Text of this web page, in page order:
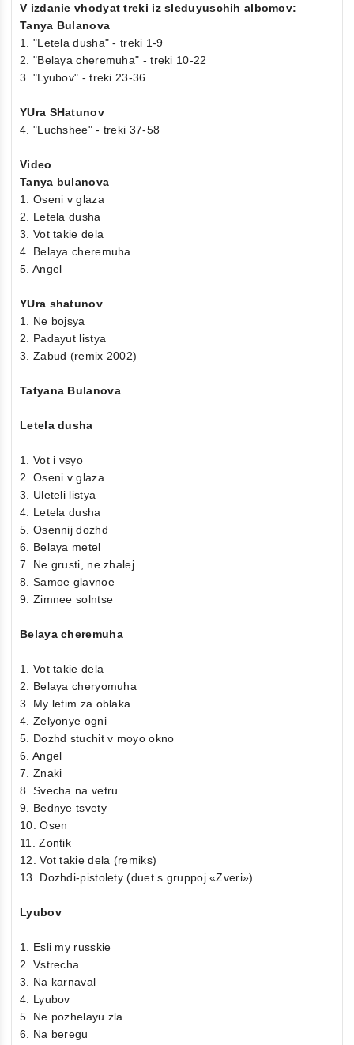
V izdanie vhodyat treki iz sleduyuschih albomov:
Tanya Bulanova
1. "Letela dusha" - treki 1-9
2. "Belaya cheremuha" - treki 10-22
3. "Lyubov" - treki 23-36
YUra SHatunov
4. "Luchshee" - treki 37-58
Video
Tanya bulanova
1. Oseni v glaza
2. Letela dusha
3. Vot takie dela
4. Belaya cheremuha
5. Angel
YUra shatunov
1. Ne bojsya
2. Padayut listya
3. Zabud (remix 2002)
Tatyana Bulanova
Letela dusha
1. Vot i vsyo
2. Oseni v glaza
3. Uleteli listya
4. Letela dusha
5. Osennij dozhd
6. Belaya metel
7. Ne grusti, ne zhalej
8. Samoe glavnoe
9. Zimnee solntse
Belaya cheremuha
1. Vot takie dela
2. Belaya cheryomuha
3. My letim za oblaka
4. Zelyonye ogni
5. Dozhd stuchit v moyo okno
6. Angel
7. Znaki
8. Svecha na vetru
9. Bednye tsvety
10. Osen
11. Zontik
12. Vot takie dela (remiks)
13. Dozhdi-pistolety (duet s gruppoj «Zveri»)
Lyubov
1. Esli my russkie
2. Vstrecha
3. Na karnaval
4. Lyubov
5. Ne pozhelayu zla
6. Na beregu